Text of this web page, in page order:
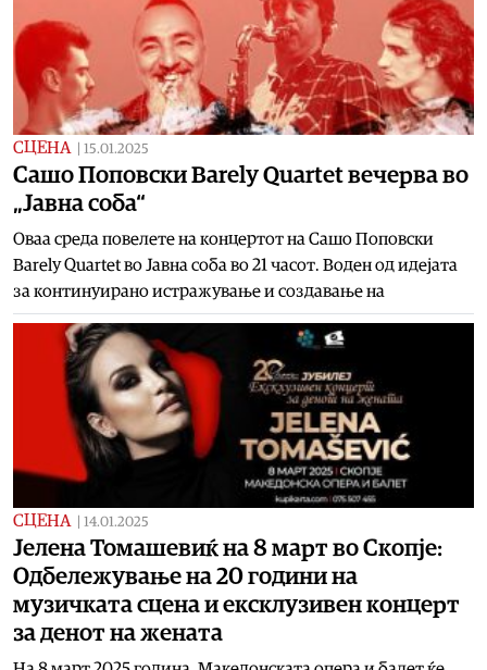
СЦЕНА 15.01.2025
Сашо Поповски Barely Quartet вечерва во
„Јавна соба“
Оваа среда повелете на концертот на Сашо Поповски
Barely Quartet во Јавна соба во 21 часот. Воден од идејата
за континуирано истражување и создавање на
СЦЕНА 14.01.2025
Јелена Томашевиќ на 8 март во Скопје:
Одбележување на 20 години на
музичката сцена и ексклузивен концерт
за денот на жената